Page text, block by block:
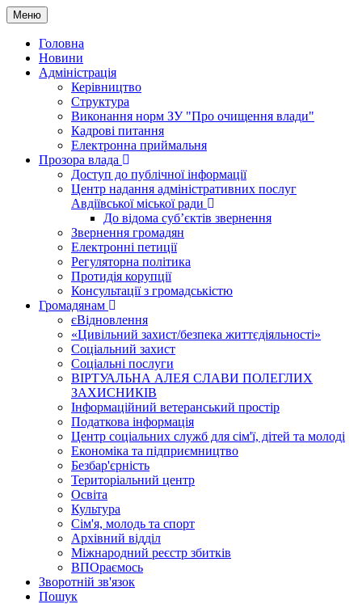
Меню
Головна
Новини
Адміністрація
Керівництво
Структура
Виконання норм ЗУ "Про очищення влади"
Кадрові питання
Електронна приймальня
Прозора влада
Доступ до публічної інформації
Центр надання адміністративних послуг
Авдіївської міської ради
До відома суб’єктів звернення
Звернення громадян
Електронні петиції
Регуляторна політика
Протидія корупції
Консультації з громадськістю
Громадянам
єВідновлення
«Цивільний захист/безпека життєдіяльності»
Соціальний захист
Соціальні послуги
ВІРТУАЛЬНА АЛЕЯ СЛАВИ ПОЛЕГЛИХ
ЗАХИСНИКІВ
Інформаційний ветеранський простір
Податкова інформація
Центр соціальних служб для сім'ї, дітей та молоді
Економіка та підприємництво
Безбар'єрність
Територіальний центр
Освіта
Культура
Сім'я, молодь та спорт
Архівний відділ
Міжнародний реєстр збитків
ВПОраємось
Зворотній зв'язок
Пошук